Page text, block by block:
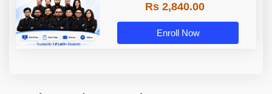
Rs 2,840.00
Enroll Now